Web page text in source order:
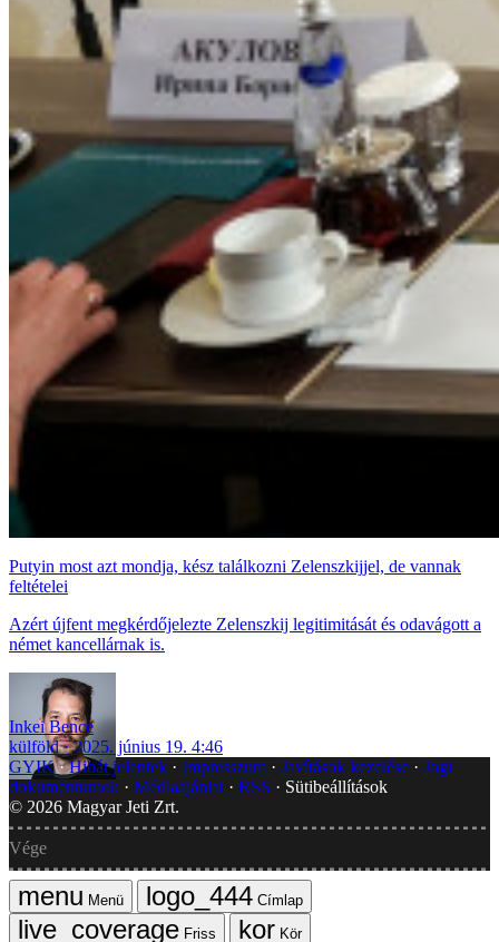
Putyin most azt mondja, kész találkozni Zelenszkijjel, de vannak
feltételei
Azért újfent megkérdőjelezte Zelenszkij legitimitását és odavágott a
német kancellárnak is.
Inkei Bence
külföld
2025. június 19. 4:46
GYIK Hibát jelentek Impresszum Javítások kezelése
Jogi
dokumentumok
Médiaajánlat RSS
Sütibeállítások
© 2026 Magyar Jeti Zrt.
Vége
Menü
Címlap
Friss
Kör